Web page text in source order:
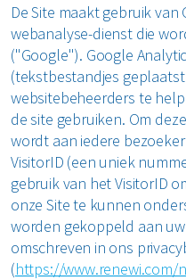
De Site maakt gebruik van
webanalyse-dienst die
("Google"). Google
(tekstbestandjes
websitebeheerders te
de site gebruiken. Om
wordt aan iedere
VisitorID (een uniek
gebruik van het VisitorID
onze Site te kunnen
worden gekoppeld aan
omschreven in ons
(https://www.renewi.com/